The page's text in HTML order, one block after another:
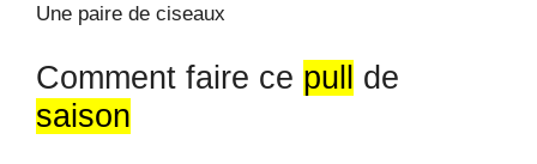
Une paire de ciseaux
Comment faire ce pull
de
saison